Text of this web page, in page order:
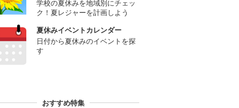
学校の夏休みを地域別にチェッ
ク！夏レジャーを計画しよう
夏休みイベントカレンダー
日付から夏休みのイベントを探
す
おすすめ特集